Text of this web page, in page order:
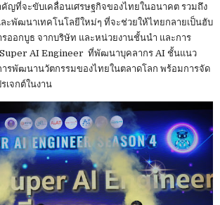
ญที่จะขับเคลื่อนเศรษฐกิจของไทยในอนาคต รวมถึง
ะพัฒนาเทคโนโลยีใหม่ๆ ที่จะช่วยให้ไทยกลายเป็นฮับ
ออกบูธ จากบริษัท และหน่วยงานชั้นนำ และการ
Super AI Engineer ที่พัฒนาบุคลากร AI ชั้นแนว
รพัฒนานวัตกรรมของไทยในตลาดโลก พร้อมการจัด
เจกต์ในงาน